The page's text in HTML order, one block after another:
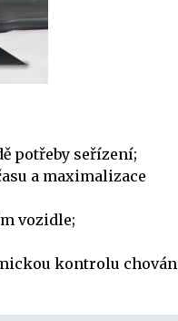
potřeby seřízení;
a maximalizace
vozidle;
kontrolu